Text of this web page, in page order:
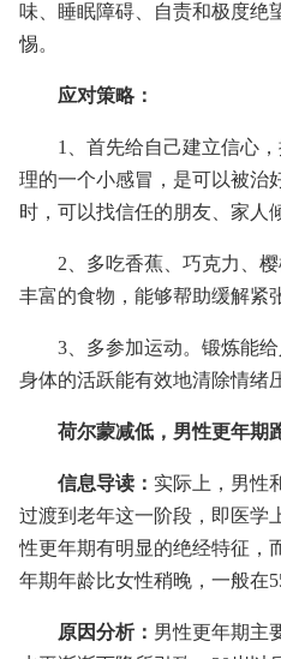
味、睡眠障碍、自责和极度绝
惕。
应对策略：
1、首先给自己建立信心
理的一个小感冒，是可以被治
时，可以找信任的朋友、家人
2、多吃香蕉、巧克力、
丰富的食物，能够帮助缓解紧
3、多参加运动。锻炼能
身体的活跃能有效地清除情绪
荷尔蒙减低，男性更年期
信息导读： 实际上，男性
过渡到老年这一阶段，即医学
性更年期有明显的绝经特征，
年期年龄比女性稍晚，一般在
原因分析： 男性更年期主